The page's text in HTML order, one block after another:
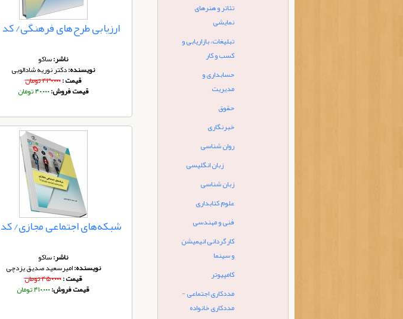
ارزیابی طرح‌های فرهنگی/ کد 361
ناشر:ساکو
نویسنده:دکتر نوریه شادالویی
قیمت :۴۳۰,۰۰۰ تومان
قیمت فروش:۴۰,۰۰۰ تومان
شبکه‌های اجتماعی مجازی/ کد351
ناشر:ساکو
نویسنده:امیرسعید صدیق یزدچی
قیمت :۴۵۰,۰۰۰ تومان
قیمت فروش:۴۱۰,۰۰۰ تومان
تئاتر و هنرهای
نمایشی
تبلیغات، بازاریابی و
کسب و کار
حسابداری و
مدیریت
حقوق
خبرنگاری
روان شناسی
زبان انگلیسی
زبان شناسی
علوم کتابداری
فنی و مهندسی
کارگردانی انیمیشن
و سینما
کامپیوتر
مددکاری اجتماعی -
مددکاری خانواده